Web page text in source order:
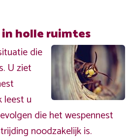
holle ruimtes
die
U ziet
leest u
die het wespennest
noodzakelijk is.